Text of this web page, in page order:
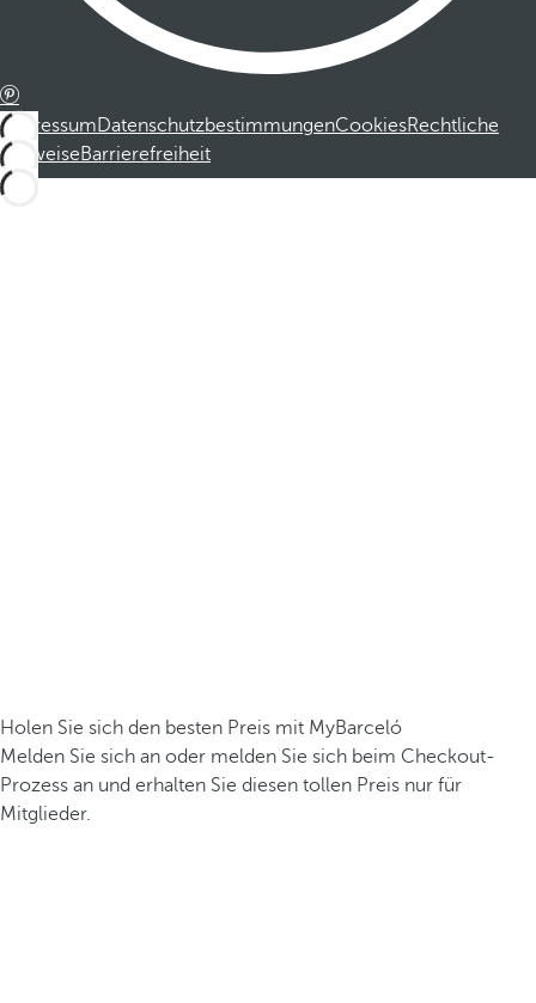
ImpressumDatenschutzbestimmungenCookiesRechtliche
HinweiseBarrierefreiheit
Holen Sie sich den besten Preis mit MyBarceló
Melden Sie sich an oder melden Sie sich beim Checkout-
Prozess an und erhalten Sie diesen tollen Preis nur für
Mitglieder.